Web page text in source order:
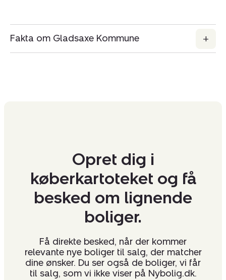
Fakta om Gladsaxe Kommune
Opret dig i
køberkartoteket og få
besked om lignende
boliger.
Få direkte besked, når der kommer
relevante nye boliger til salg, der matcher
dine ønsker. Du ser også de boliger, vi får
til salg, som vi ikke viser på Nybolig.dk.